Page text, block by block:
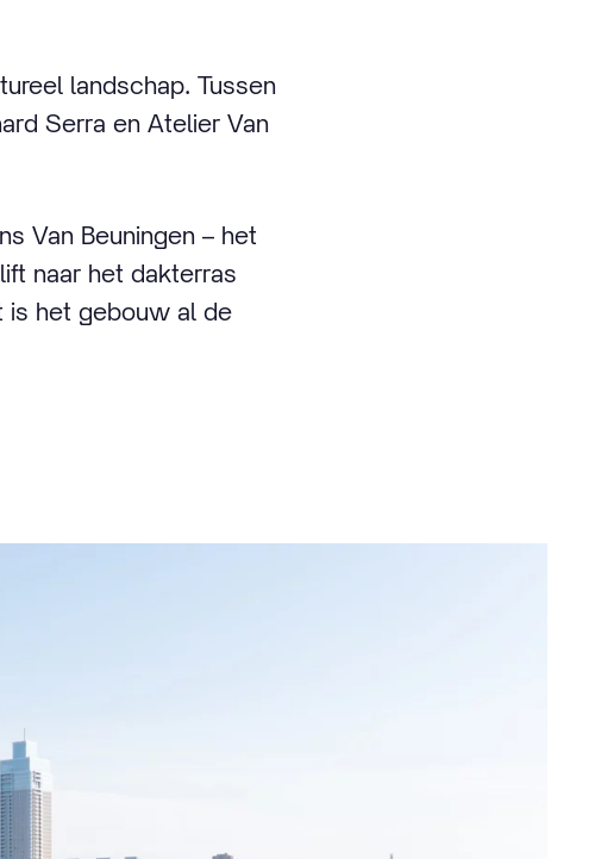
landschap. Tussen
Serra en Atelier Van
Van Beuningen – het
naar het dakterras
is het gebouw al de